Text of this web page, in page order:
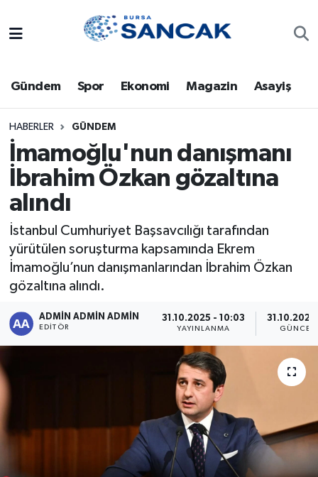
Gündem Spor Ekonomi Magazin Asayiş
HABERLER GÜNDEM
İmamoğlu'nun danışmanı
İbrahim Özkan gözaltına
alındı
İstanbul Cumhuriyet Başsavcılığı tarafından
yürütülen soruşturma kapsamında Ekrem
İmamoğlu’nun danışmanlarından İbrahim Özkan
gözaltına alındı.
ADMİN ADMİN ADMİN
EDITÖR
31.10.2025 - 10:03
YAYINLANMA
Bursa
Dünya
Eğitim
Ekonomi
Genel
Gündem
Sağlık
Trafik Durumu
Süper Lig Puan Durumu ve Fikstür
Tüm Manşetler
Son Dakika Haberleri
Haber Arşivi